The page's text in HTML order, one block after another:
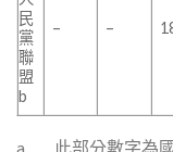
民
黨
聯
盟
b
– –
a. 此部分數字為國